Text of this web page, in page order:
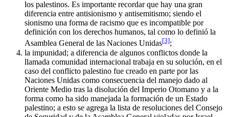
los palestinos. Es importante recordar que hay una gran
diferencia entre antisionismo y antisemitismo; siendo el
sionismo una forma de racismo que es incompatible por
definición con los derechos humanos, tal como lo definió la
Asamblea General de las Naciones Unidas[3];
la impunidad; a diferencia de algunos conflictos donde la
llamada comunidad internacional trabaja en su solución, en el
caso del conflicto palestino fue creado en parte por las
Naciones Unidas como consecuencia del manejo dado al
Oriente Medio tras la disolución del Imperio Otomano y a la
forma como ha sido manejada la formación de un Estado
palestino; a esto se agrega la lista de resoluciones del Consejo